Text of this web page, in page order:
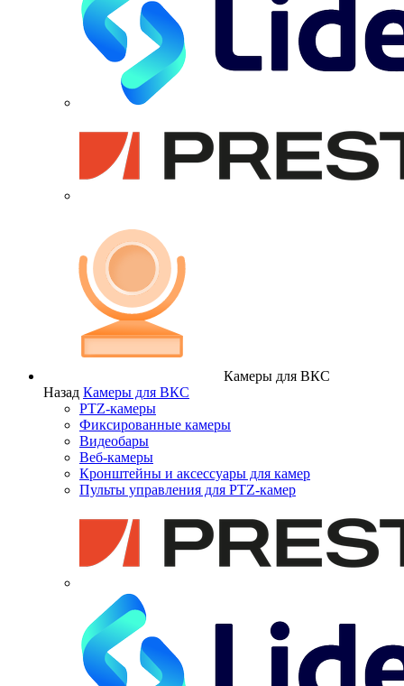
Камеры для ВКС
Назад Камеры для ВКС
PTZ-камеры
Фиксированные камеры
Видеобары
Веб-камеры
Кронштейны и аксессуары для камер
Пульты управления для PTZ-камер